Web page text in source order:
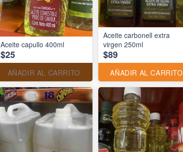
Aceite capullo 400ml
$25
AÑADIR AL CARRITO
Aceite carbonell extra
virgen 250ml
$89
AÑADIR AL CARRITO